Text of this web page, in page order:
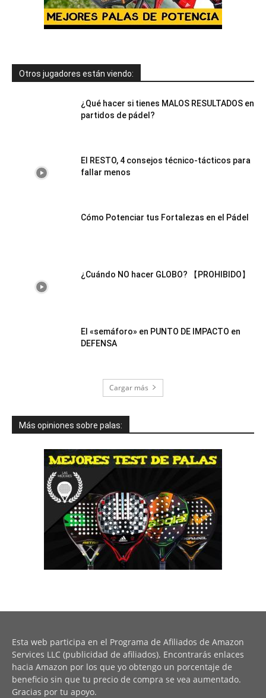
Otros jugadores están viendo:
¿Qué hacer si tienes MALOS RESULTADOS en
partidos de pádel?
El RESTO, 4 consejos técnico-tácticos para
fallar menos
Cómo Potenciar tus Fortalezas en el Pádel
¿Cuándo NO hacer GLOBO? 【PROHIBIDO】
El «semáforo» en PUNTO DE IMPACTO en
DEFENSA
Cargar más
Más opiniones sobre palas:
Esta web participa en el Programa de Afiliados de Amazon
Services LLC (publicidad de afiliados). Encontrarás enlaces
hacia Amazon por los que yo obtengo un porcentaje de
beneficio sin que tu precio de compra se vea aumentado.
Gracias por tu apoyo.